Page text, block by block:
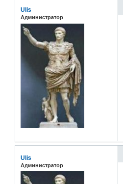
Ulis
Администратор
Ulis
Администратор